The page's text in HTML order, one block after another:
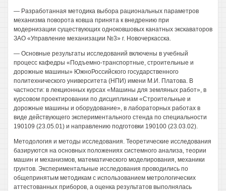
— Разработанная методика выбора рациональных параметров
механизма поворота ковша принята к внедрению при
модернизации существующих одноковшовых канатных экскаваторов
ЗАО «Управление механизации №3» г. Новочеркасска.
— Основные результаты исследований включены в учебный
процесс кафедры «Подъемно-транспортные, строительные и
дорожные машины» ЮжноРоссийского государственного
политехнического университета (НПИ) имени М.И. Платова. В
частности: в лекционных курсах «Машины для земляных работ», в
курсовом проектировании по дисциплинам «Строительные и
дорожные машины и оборудование», в лабораторных работах в
виде действующего экспериментального стенда по специальности
190109 (23.05.01) и направлению подготовки 190100 (23.03.02).
Методология и методы исследования. Теоретические исследования
базируются на основных положениях системного анализа, теории
машин и механизмов, математического моделирования, механики
грунтов. Экспериментальные исследования проводились по
общепринятым методикам с использованием метрологических
аттестованных приборов, а оценка результатов выполнялась